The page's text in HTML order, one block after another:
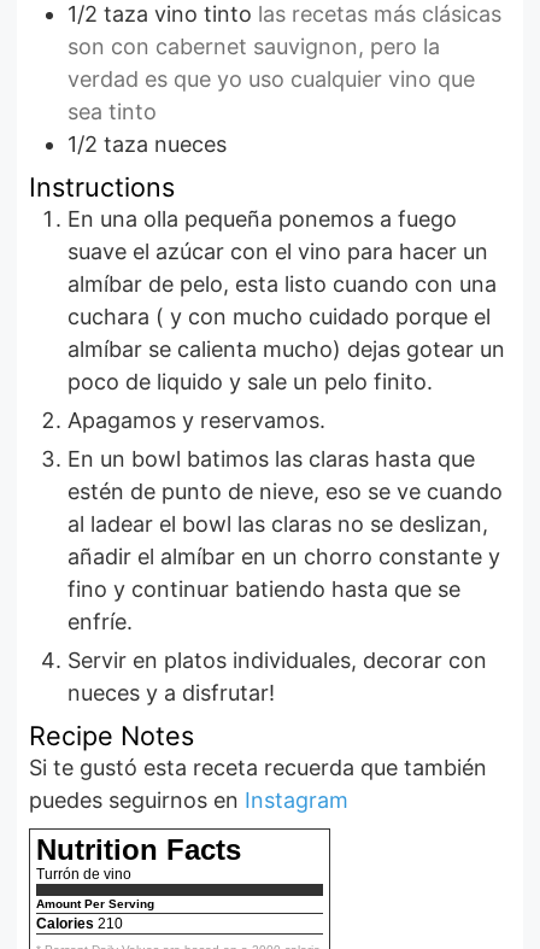
1/2 taza vino tinto las recetas más clásicas
son con cabernet sauvignon, pero la
verdad es que yo uso cualquier vino que
sea tinto
1/2 taza nueces
Instructions
En una olla pequeña ponemos a fuego
suave el azúcar con el vino para hacer un
almíbar de pelo, esta listo cuando con una
cuchara ( y con mucho cuidado porque el
almíbar se calienta mucho) dejas gotear un
poco de liquido y sale un pelo finito.
Apagamos y reservamos.
En un bowl batimos las claras hasta que
estén de punto de nieve, eso se ve cuando
al ladear el bowl las claras no se deslizan,
añadir el almíbar en un chorro constante y
fino y continuar batiendo hasta que se
enfríe.
Servir en platos individuales, decorar con
nueces y a disfrutar!
Recipe Notes
Si te gustó esta receta recuerda que también
puedes seguirnos en Instagram
Nutrition Facts
Turrón de vino
Amount Per Serving
Calories 210